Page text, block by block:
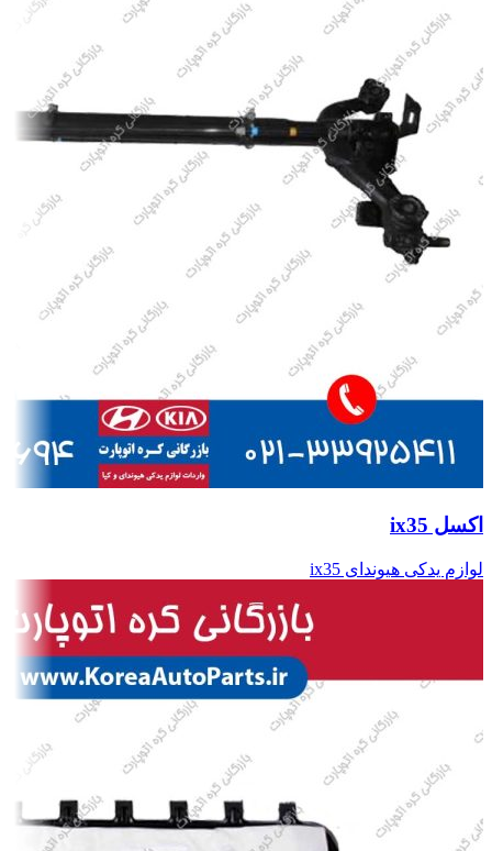
اکسل ix35
لوازم یدکی هیوندای ix35